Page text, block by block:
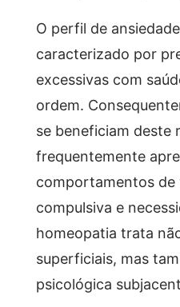
O perfil de
caracterizado por
excessivas com
ordem.
se beneficiam deste
frequentemente
comportamentos de
compulsiva e
homeopatia trata
superficiais, mas
psicológica